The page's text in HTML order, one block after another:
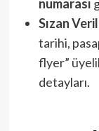
numarası
Sızan
tarihi,
flyer”
detayları.